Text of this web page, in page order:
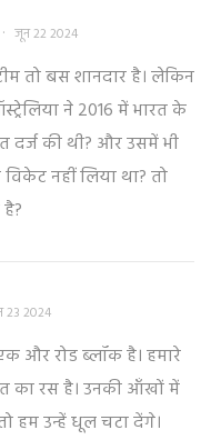
जून 22 2024
तो बस शानदार है। लेकिन
ने 2016 में भारत के
दर्ज की थी? और उसमें भी
नहीं लिया था? तो
23 2024
और रोड ब्लॉक है। हमारे
का रस है। उनकी आँखों में
हम उन्हें धूल चटा देंगे।